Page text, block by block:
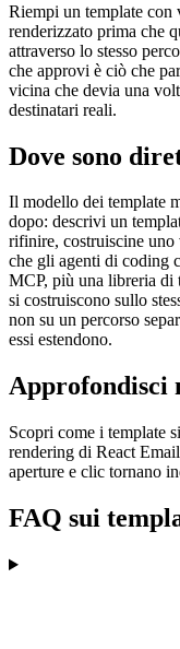
Riempi un template con
renderizzato prima che
attraverso lo stesso
che approvi è ciò che
vicina che devia una
destinatari reali.
Dove sono
Il modello dei template
dopo: descrivi un
rifinire, costruiscine uno
che gli agenti di coding
MCP, più una libreria di
si costruiscono sullo
non su un percorso
essi estendono.
Approfondisci
Scopri come i template
rendering di React
aperture e clic tornano
FAQ sui